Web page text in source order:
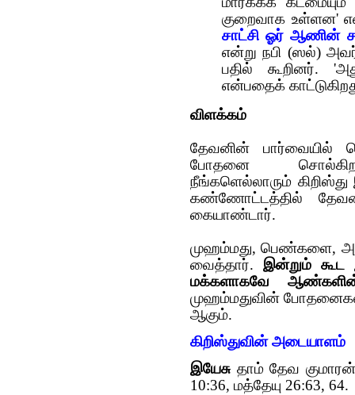
குறைவாக உள்ளன'
சாட்சி ஓர் ஆணின்
என்று நபி (ஸல்)
பதில் கூறினர்.
என்பதைக்
விளக்கம்
தேவனின் பார்வையில்
போதனை
நீங்களெல்லாரும் கிறிஸ்து
கண்ணோட்டத்தில்
கையாண்டார்.
முஹம்மது, பெண்களை,
வைத்தார். இன்றும் கூட
மக்களாகவே ஆண்களின்
முஹம்மதுவின்
ஆகும்.
கிறிஸ்துவின் அடையாளம்
இயேசுதாம் தேவ
10:36, மத்தேயு 26:63, 64.